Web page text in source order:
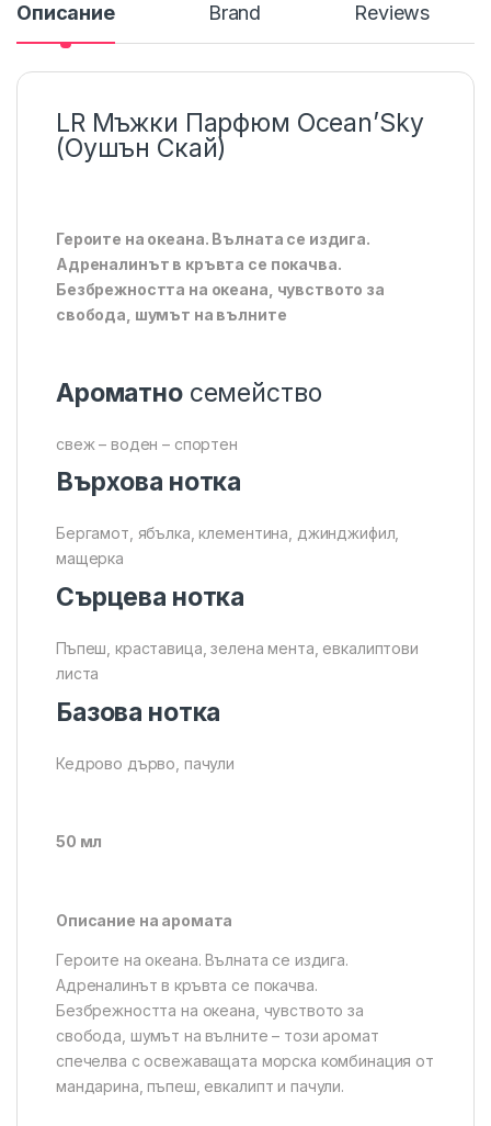
Описание Brand Reviews
LR Мъжки Парфюм Ocean’Sky
(Оушън Скай)
Героите на океана. Вълната се издига.
Адреналинът в кръвта се покачва.
Безбрежността на океана, чувството за
свобода, шумът на вълните
Ароматносемейство
свеж – воден – спортен
Върхова нотка
Бергамот, ябълка, клементина, джинджифил,
мащерка
Сърцева нотка
Пъпеш, краставица, зелена мента, евкалиптови
листа
Базова нотка
Кедрово дърво, пачули
50 мл
Описание на аромата
Героите на океана. Вълната се издига.
Адреналинът в кръвта се покачва.
Безбрежността на океана, чувството за
свобода, шумът на вълните – този аромат
спечелва с освежаващата морска комбинация от
мандарина, пъпеш, евкалипт и пачули.